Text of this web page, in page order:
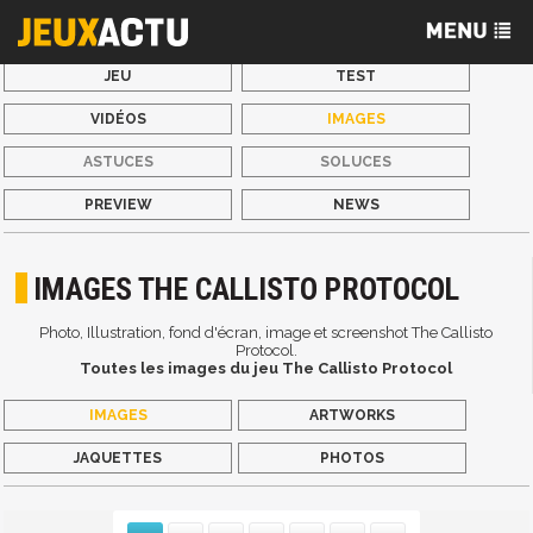
JEU TEST
VIDÉOS IMAGES
ASTUCES SOLUCES
PREVIEW NEWS
IMAGES THE CALLISTO PROTOCOL
Photo, Illustration, fond d'écran, image et screenshot The Callisto
Protocol.
Toutes les images du jeu The Callisto Protocol
IMAGES ARTWORKS
JAQUETTES PHOTOS